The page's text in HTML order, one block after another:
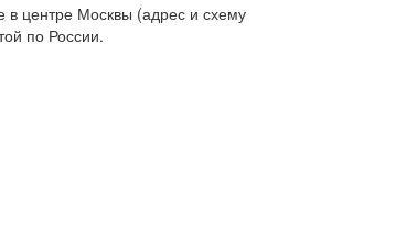
в центре Москвы (адрес и схему
по России.